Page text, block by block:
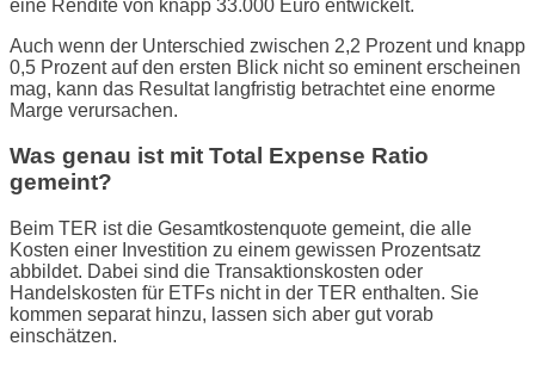
eine Rendite von knapp 33.000 Euro entwickelt.
Auch wenn der Unterschied zwischen 2,2 Prozent und knapp
0,5 Prozent auf den ersten Blick nicht so eminent erscheinen
mag, kann das Resultat langfristig betrachtet eine enorme
Marge verursachen.
Was genau ist mit Total Expense Ratio
gemeint?
Beim TER ist die Gesamtkostenquote gemeint, die alle
Kosten einer Investition zu einem gewissen Prozentsatz
abbildet. Dabei sind die Transaktionskosten oder
Handelskosten für ETFs nicht in der TER enthalten. Sie
kommen separat hinzu, lassen sich aber gut vorab
einschätzen.